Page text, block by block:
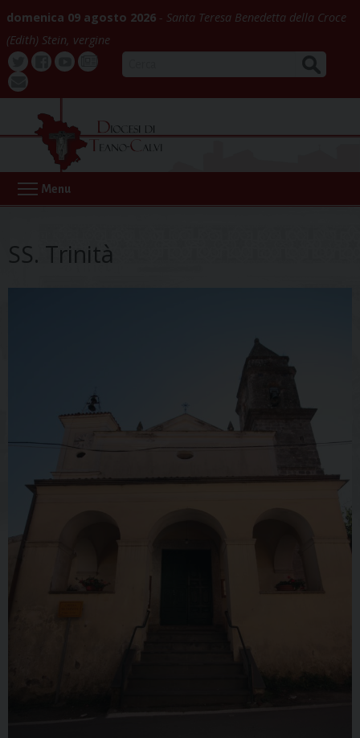
content
domenica 09 agosto 2026
Santa Teresa Benedetta della Croce
(Edith) Stein, vergine
Twitter
Buona
webmail
Menu
SS. Trinità